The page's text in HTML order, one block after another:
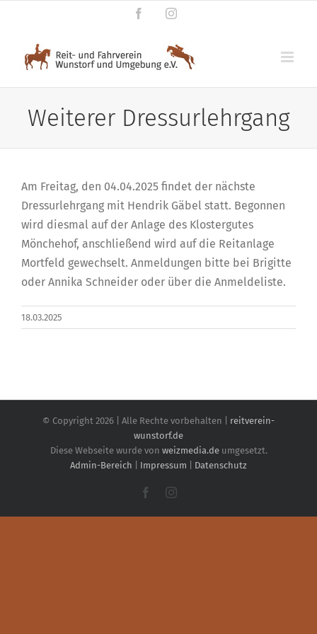
springen
FacebookInstagram
Weiterer Dressurlehrgang
Am Freitag, den 04.04.2025 findet der nächste
Dressurlehrgang mit Hendrik Gäbel statt. Begonnen
wird diesmal auf der Anlage des Klostergutes
Mönchehof, anschließend wird auf die Reitanlage
Mortfeld gewechselt. Anmeldungen bitte bei Brigitte
oder Annika Schneider oder über die Anmeldeliste.
18.03.2025
© Copyright 2026 | Alle Rechte vorbehalten | reitverein-
wunstorf.de
Diese Webseite wurde von weizmedia.deumgesetzt.
Admin-Bereich
Impressum Datenschutz
FacebookInstagram